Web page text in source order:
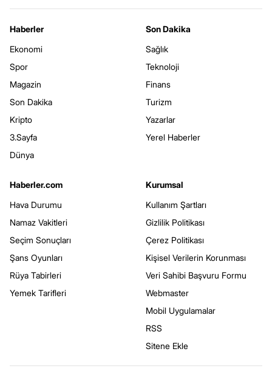
Haberler
Ekonomi
Spor
Magazin
Son Dakika
Kripto
3.Sayfa
Dünya
Son Dakika
Sağlık
Teknoloji
Finans
Turizm
Yazarlar
Yerel Haberler
Haberler.com
Hava Durumu
Namaz Vakitleri
Seçim Sonuçları
Şans Oyunları
Rüya Tabirleri
Yemek Tarifleri
Kurumsal
Kullanım Şartları
Gizlilik Politikası
Çerez Politikası
Kişisel Verilerin Korunması
Veri Sahibi Başvuru Formu
Webmaster
Mobil Uygulamalar
RSS
Sitene Ekle